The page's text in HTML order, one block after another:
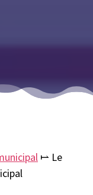
⥛ Le